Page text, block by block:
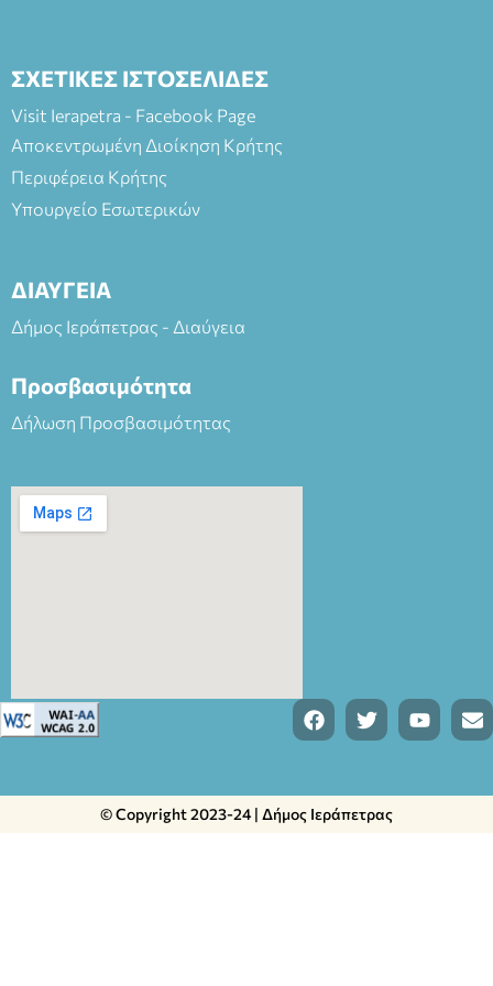
ΣΧΕΤΙΚΕΣ ΙΣΤΟΣΕΛΙΔΕΣ
Visit Ierapetra - Facebook Page
Αποκεντρωμένη Διοίκηση Κρήτης
Περιφέρεια Κρήτης
Υπουργείο Εσωτερικών
ΔΙΑΥΓΕΙΑ
Δήμος Ιεράπετρας - Διαύγεια
Προσβασιμότητα
Δήλωση Προσβασιμότητας
© Copyright 2023-24 | Δήμος Ιεράπετρας